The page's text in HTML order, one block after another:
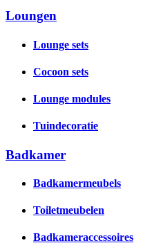
Loungen
Lounge sets
Cocoon sets
Lounge modules
Tuindecoratie
Badkamer
Badkamermeubels
Toiletmeubelen
Badkameraccessoires